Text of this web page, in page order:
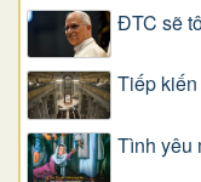
ĐTC sẽ
Tiếp
Tình yêu